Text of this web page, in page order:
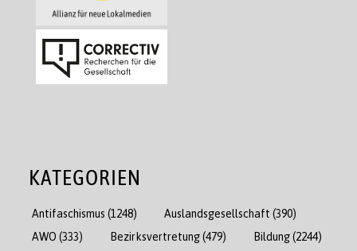
KATEGORIEN
Antifaschismus (1248) Auslandsgesellschaft (390)
AWO (333) Bezirksvertretung(479) Bildung(2244)